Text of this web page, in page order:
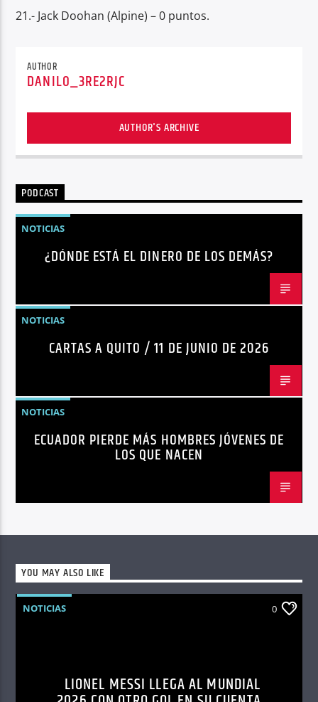
21.- Jack Doohan (Alpine) – 0 puntos.
AUTHOR
DANILO_3RE2RJC
AUTHOR'S ARCHIVE
PODCAST
NOTICIAS
¿DÓNDE ESTÁ EL DINERO DE LOS DEMÁS?
NOTICIAS
CARTAS A QUITO / 11 DE JUNIO DE 2026
NOTICIAS
ECUADOR PIERDE MÁS HOMBRES JÓVENES DE
LOS QUE NACEN
YOU MAY ALSO LIKE
NOTICIAS 0
LIONEL MESSI LLEGA AL MUNDIAL